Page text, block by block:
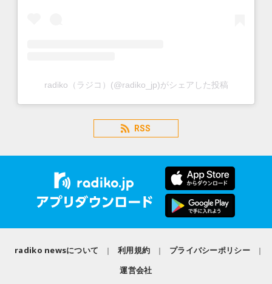
radiko（ラジコ）(@radiko_jp)がシェアした投稿
RSS
radiko newsについて 利用規約
プライバシーポリシー
運営会社